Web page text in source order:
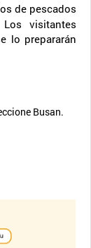
de pescados
visitantes
lo prepararán
Busan.